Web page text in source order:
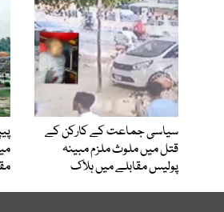
سیاسی جماعت کے کارکن کے
قتل میں ملوث ملزم مبینہ
پولیس مقابلے میں ہلاک